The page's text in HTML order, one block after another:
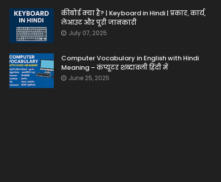
कीबोर्ड क्या है? | Keyboard in Hindi | प्रकार, कार्य,
लेआउट और पूरी जानकारी
July 07, 2025
Computer Vocabulary in English with Hindi
Meaning – कंप्यूटर शब्दावली हिंदी में
June 25, 2025